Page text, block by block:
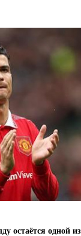
остаётся одной